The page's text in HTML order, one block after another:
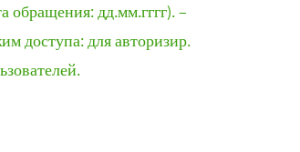
обращения: дд.мм.гггг). –
доступа: для авторизир.